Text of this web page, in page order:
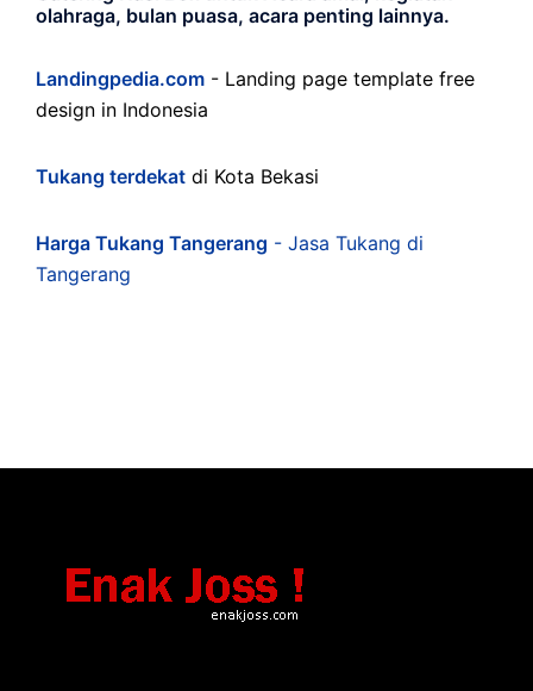
olahraga, bulan puasa, acara penting lainnya.
Landingpedia.com - Landing page template free
design in Indonesia
Tukang terdekat di Kota Bekasi
Harga Tukang Tangerang - Jasa Tukang di
Tangerang